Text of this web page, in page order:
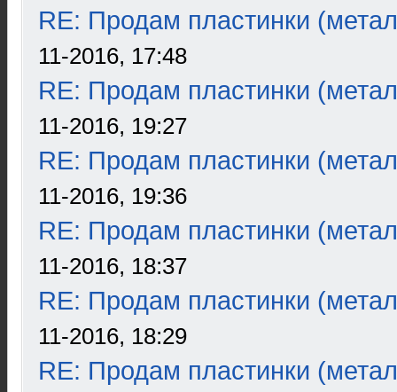
RE: Продам пластинки
11-2016, 17:48
RE: Продам пластинки
11-2016, 19:27
RE: Продам пластинки
11-2016, 19:36
RE: Продам пластинки
11-2016, 18:37
RE: Продам пластинки
11-2016, 18:29
RE: Продам пластинки